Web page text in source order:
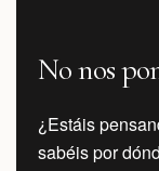
No nos
¿Estáis
sabéis por